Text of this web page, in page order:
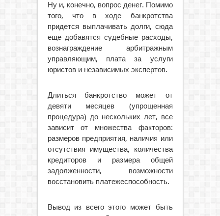
Ну и, конечно, вопрос денег. Помимо
того, что в ходе банкротства
придется выплачивать долги, сюда
еще добавятся судебные расходы,
вознаграждение арбитражным
управляющим, плата за услуги
юристов и независимых экспертов.
Длиться банкротство может от
девяти месяцев (упрощенная
процедура) до нескольких лет, все
зависит от множества факторов:
размеров предприятия, наличия или
отсутствия имущества, количества
кредиторов и размера общей
задолженности, возможности
восстановить платежеспособность.
Вывод из всего этого может быть